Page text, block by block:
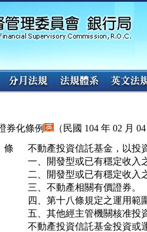
券化條例
（民國 104 年 02 月
不動產投資信託基金，以投
一、開發型或已有穩定收入
二、開發型或已有穩定收入
三、不動產相關有價證券。
四、第十八條規定之運用範
五、其他經主管機關核准投
不動產投資信託基金投資或